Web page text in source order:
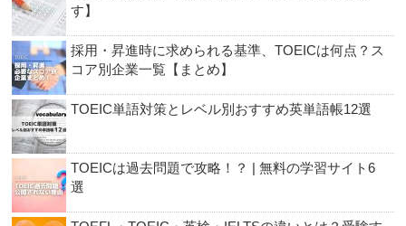
す】
採用・昇進時に求められる基準、TOEICは何点？ス
コア別企業一覧【まとめ】
TOEIC単語対策とレベル別おすすめ英単語帳12選
TOEICは過去問題で攻略！？ | 無料の学習サイト6
選